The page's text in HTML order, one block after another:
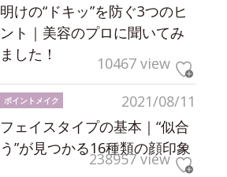
明けの“ドキッ”を防ぐ3つのヒ
ント｜美容のプロに聞いてみ
ました！
10467 view
2021/08/11
ポイントメイク
フェイスタイプの基本｜“似合
う”が見つかる16種類の顔印象
238957 view